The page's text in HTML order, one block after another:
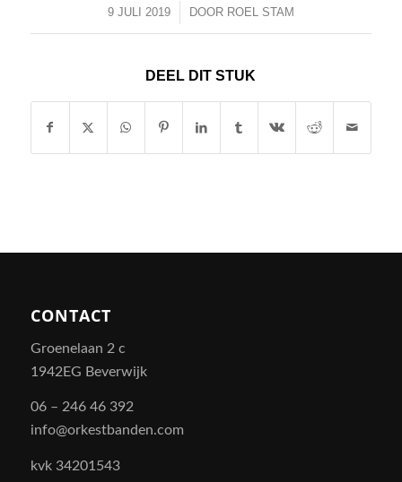
9 JULI 2019
/ DOOR ROEL STAM
DEEL DIT STUK
CONTACT
Groenelaan 2 c
1942EG Beverwijk
06 – 246 46 392
info@orkestbanden.com
kvk 34201543